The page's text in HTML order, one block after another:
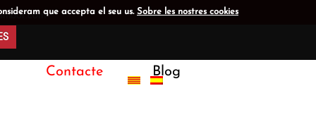
que accepta el seu us. Sobre les nostres cookies
Contacte Blog